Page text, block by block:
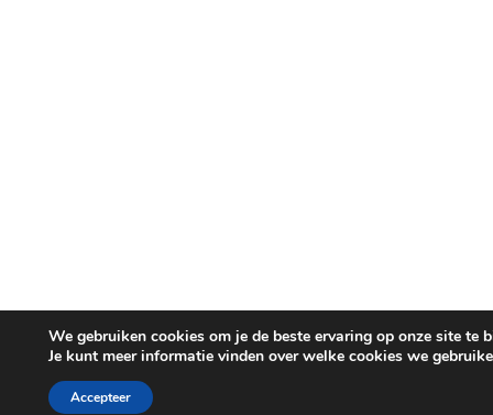
We gebruiken cookies om je de beste ervaring op onze site te
Je kunt meer informatie vinden over welke cookies we
Accepteer